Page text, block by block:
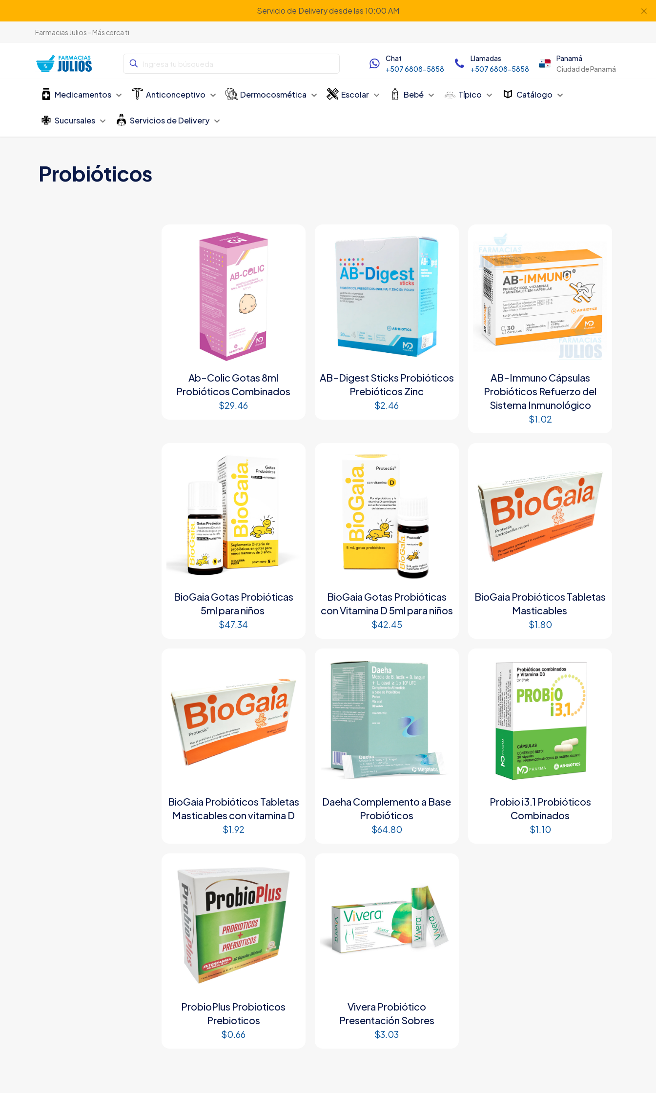
Servicio de Delivery desde las 10:00 AM ✕
Farmacias Julios - Más cerca ti
Chat
+507 6808-5858
Llamadas
+507 6808-5858
Panamá
Ciudad de Panamá
Medicamentos Anticonceptivo Dermocosmética Escolar Bebé Típico Catálogo
Sucursales Servicios de Delivery
Probióticos
Ab-Colic Gotas 8ml
Probióticos Combinados
$29.46
AB-Digest Sticks Probióticos
Prebióticos Zinc
$2.46
AB-Immuno Cápsulas
Probióticos Refuerzo del
Sistema Inmunológico
$1.02
BioGaia Gotas Probióticas
5ml para niños
$47.34
BioGaia Gotas Probióticas
con Vitamina D 5ml para niños
$42.45
BioGaia Probióticos Tabletas
Masticables
$1.80
BioGaia Probióticos Tabletas
Masticables con vitamina D
$1.92
Daeha Complemento a Base
Probióticos
$64.80
Probio i3.1 Probióticos
Combinados
$1.10
ProbioPlus Probioticos
Prebioticos
$0.66
Vivera Probiótico
Presentación Sobres
$3.03